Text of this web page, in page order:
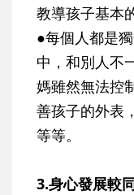
教導孩子基本
●每個人都是
中，和別人不
媽雖然無法控
善孩子的外表
等等。
3.身心發展較